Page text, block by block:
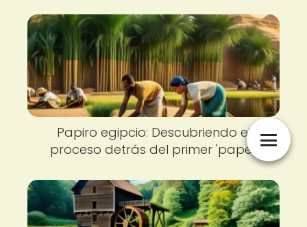
Papiro egipcio: Descubriendo el
proceso detrás del primer 'papel'